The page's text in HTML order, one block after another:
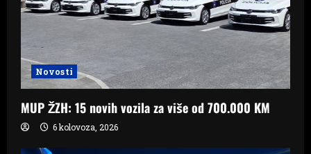
Novosti
MUP ŽZH: 15 novih vozila za više od 700.000 KM
6 kolovoza, 2026